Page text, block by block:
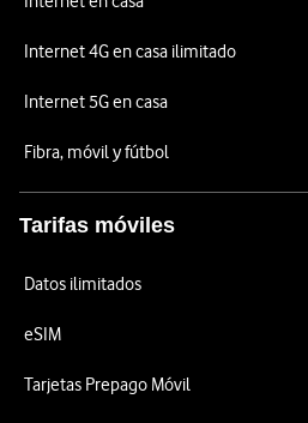
Internet 4G en casa ilimitado
Internet 5G en casa
Fibra, móvil y fútbol
Tarifas móviles
Datos ilimitados
eSIM
Tarjetas Prepago Móvil